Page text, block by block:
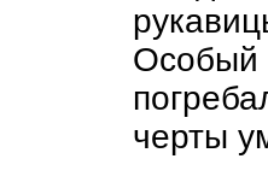
Особый
черты